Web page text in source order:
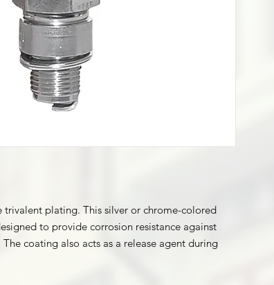
trivalent plating. This silver or chrome-colored
to provide corrosion resistance against
coating also acts as a release agent during